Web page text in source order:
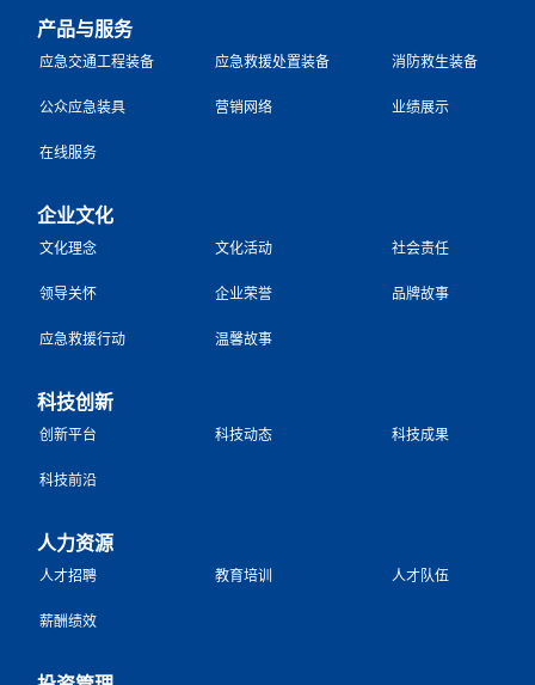
产品与服务
应急交通工程装备 应急救援处置装备 消防救生装备
公众应急装具 营销网络 业绩展示
在线服务
企业文化
文化理念 文化活动 社会责任
领导关怀 企业荣誉 品牌故事
应急救援行动 温馨故事
科技创新
创新平台 科技动态 科技成果
科技前沿
人力资源
人才招聘 教育培训 人才队伍
薪酬绩效